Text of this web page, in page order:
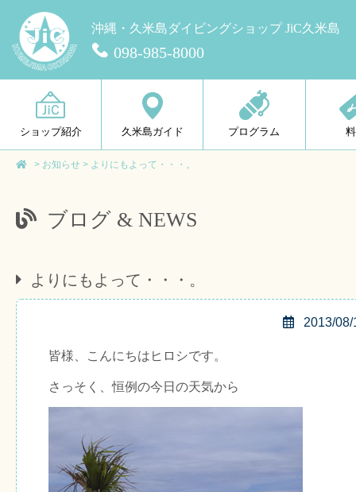
沖縄・久米島ダイビングショップ JiC久米島
098-985-8000
ショップ紹介 久米島ガイド プログラム
> お知らせ > よりにもよって・・・。
ブログ & NEWS
よりにもよって・・・。
2013/08/
皆様、こんにちはヒロシです。
さっそく、恒例の今日の天気から